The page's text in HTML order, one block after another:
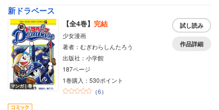
新ドラベース
マンガ｜巻
【全4巻】 完結
少女漫画
著者：むぎわらしんたろう
出版社：小学館
187ページ
1巻購入：530ポイント
（6）
試し読み
作品詳細